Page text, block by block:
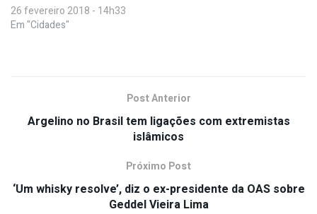
26 fevereiro 2018 - 14h33
Em "Cidades"
Post Anterior
Argelino no Brasil tem ligações com extremistas
islâmicos
Próximo Post
‘Um whisky resolve’, diz o ex-presidente da OAS sobre
Geddel Vieira Lima